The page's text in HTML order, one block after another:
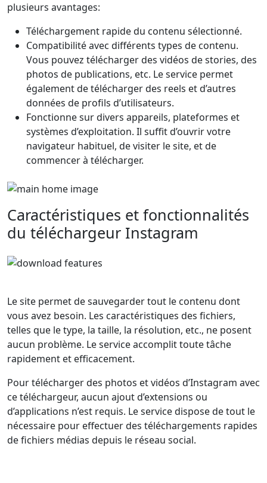
plusieurs avantages:
Téléchargement rapide du contenu sélectionné.
Compatibilité avec différents types de contenu.
Vous pouvez télécharger des vidéos de stories, des
photos de publications, etc. Le service permet
également de télécharger des reels et d’autres
données de profils d’utilisateurs.
Fonctionne sur divers appareils, plateformes et
systèmes d’exploitation. Il suffit d’ouvrir votre
navigateur habituel, de visiter le site, et de
commencer à télécharger.
Caractéristiques et fonctionnalités
du téléchargeur Instagram
Le site permet de sauvegarder tout le contenu dont
vous avez besoin. Les caractéristiques des fichiers,
telles que le type, la taille, la résolution, etc., ne posent
aucun problème. Le service accomplit toute tâche
rapidement et efficacement.
Pour télécharger des photos et vidéos d’Instagram avec
ce téléchargeur, aucun ajout d’extensions ou
d’applications n’est requis. Le service dispose de tout le
nécessaire pour effectuer des téléchargements rapides
de fichiers médias depuis le réseau social.